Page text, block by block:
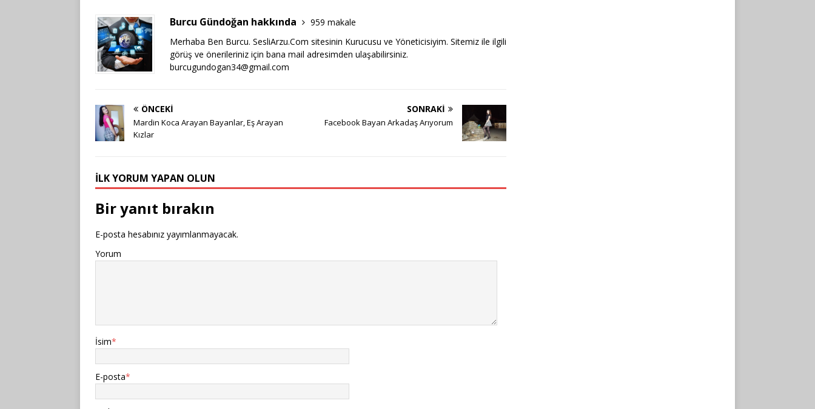
Burcu Gündoğan hakkında
959 makale
Merhaba Ben Burcu. SesliArzu.Com sitesinin Kurucusu ve Yöneticisiyim. Sitemiz ile ilgili
görüş ve önerileriniz için bana mail adresimden ulaşabilirsiniz.
burcugundogan34@gmail.com
ÖNCEKI
Mardin Koca Arayan Bayanlar, Eş Arayan
Kızlar
SONRAKI
Facebook Bayan Arkadaş Arıyorum
İLK YORUM YAPAN OLUN
Bir yanıt bırakın
E-posta hesabınız yayımlanmayacak.
Yorum
İsim*
E-posta*